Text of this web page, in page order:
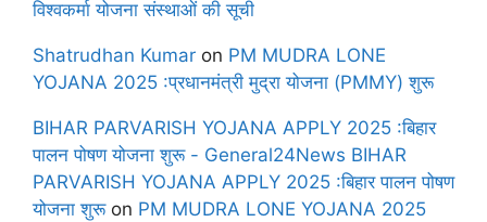
विश्वकर्मा योजना संस्थाओं की सूची
Shatrudhan Kumar on PM MUDRA LONE
YOJANA 2025 :प्रधानमंत्री मुद्रा योजना (PMMY) शुरू
BIHAR PARVARISH YOJANA APPLY 2025 :बिहार
पालन पोषण योजना शुरू - General24News BIHAR
PARVARISH YOJANA APPLY 2025 :बिहार पालन पोषण
योजना शुरूon PM MUDRA LONE YOJANA 2025